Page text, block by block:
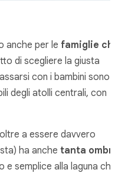
anche per le famiglie
di scegliere la giusta
con i bambini sono
degli atolli centrali, con
a essere davvero
ha anche tanta
e semplice alla laguna